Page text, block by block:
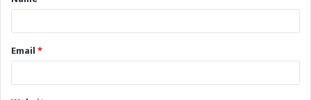
Email *